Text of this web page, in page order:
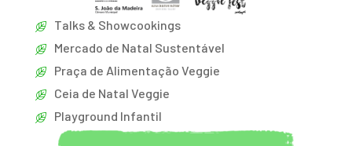
Talks & Showcookings
Mercado de Natal Sustentável
Praça de Alimentação Veggie
Ceia de Natal Veggie
Playground Infantil